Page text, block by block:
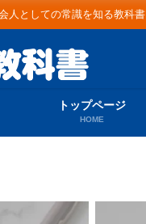
人としての常識を知る教科書
トップページ
HOME